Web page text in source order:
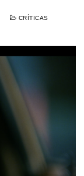
CRÍTICAS